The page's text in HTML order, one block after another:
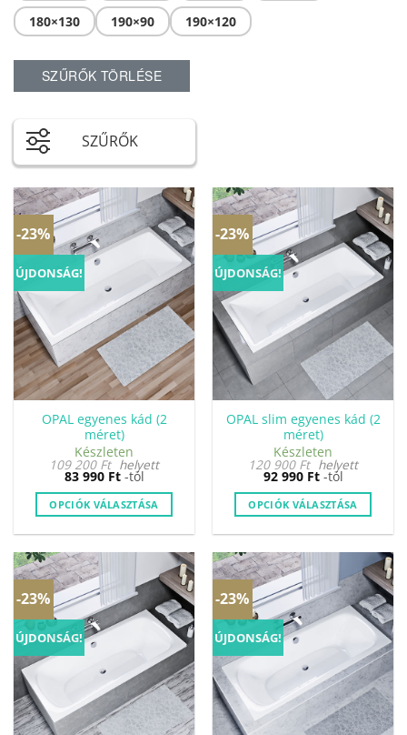
180×130 190×90 190×120
SZŰRŐK TÖRLÉSE
SZŰRŐK
-23%
ÚJDONSÁG!
OPAL egyenes kád (2
méret)
Készleten
109 200 Ft helyett
83 990 Ft-tól
OPCIÓK VÁLASZTÁSA
több
variációja
van.
változatok
a
termékoldalon
választhatók
-23%
ÚJDONSÁG!
OPAL slim egyenes kád (2
méret)
Készleten
120 900 Ft helyett
92 990 Ft-tól
OPCIÓK VÁLASZTÁSA
terméknek
több
variációja
van.
változatok
a
termékoldalon
választhatók
-23%
ÚJDONSÁG!
-23%
ÚJDONSÁG!